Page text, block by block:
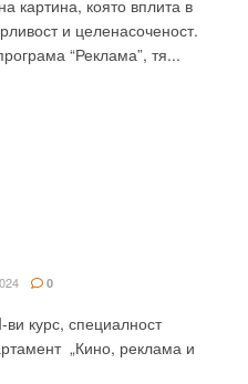
картина, която вплита в
и целенасоченост.
“Реклама”, тя...
0
ви курс, специалност
„Кино, реклама и